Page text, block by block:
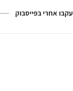
עקבו אחרי בפייסבוק